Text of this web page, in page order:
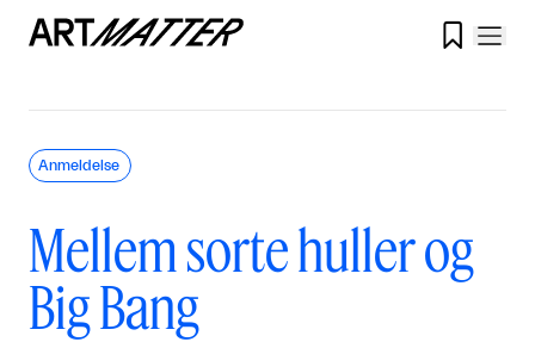

Mellem sorte huller og
Big Bang
Anmeldelse